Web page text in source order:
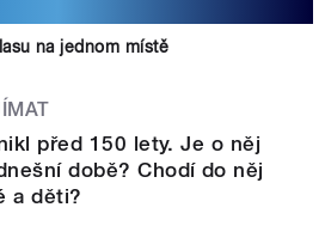
na jednom místě
před 150 lety. Je o něj
době? Chodí do něj
a děti?